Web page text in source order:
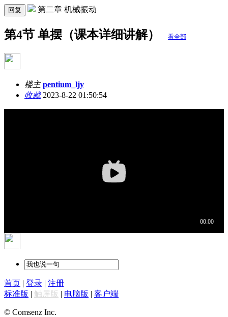
回复 第二章 机械振动
第4节 单摆（课本详细讲解） 看全部
楼主 pentium_ljy
收藏2023-8-22 01:50:54
首页 | 登录 | 注册
标准版 | 触屏版 | 电脑版 | 客户端
© Comsenz Inc.